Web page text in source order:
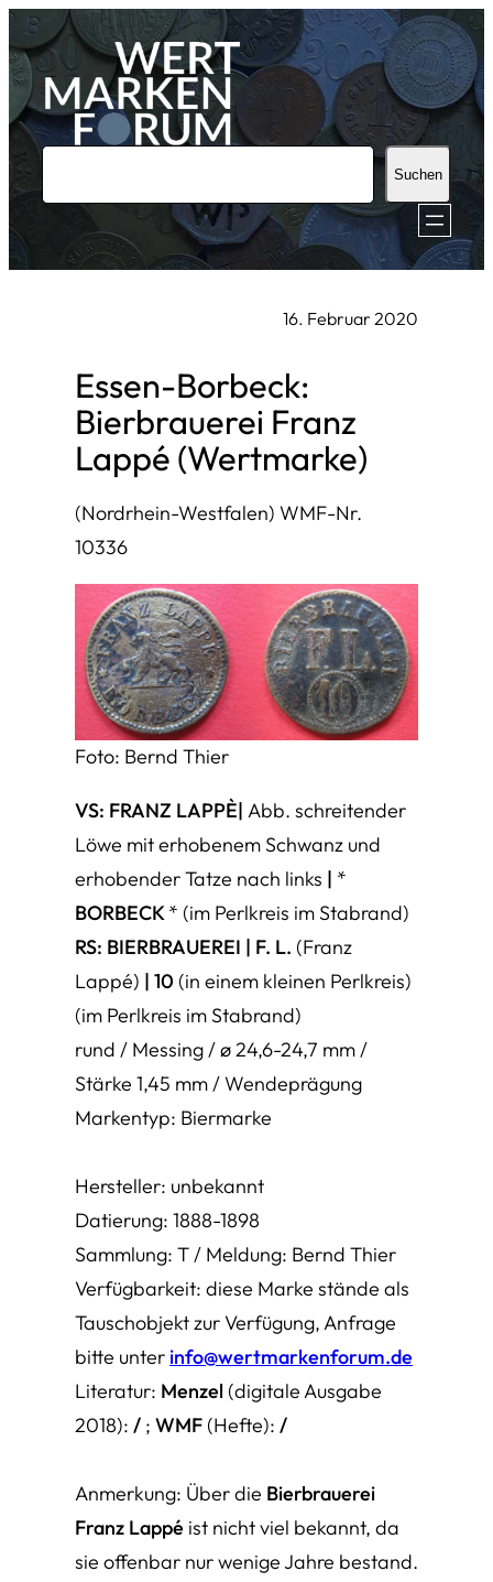
Zum
Inhalt
springen
u
h
Suchen
16. Februar 2020
Essen-Borbeck:
Bierbrauerei Franz
Lappé (Wertmarke)
(Nordrhein-Westfalen) WMF-Nr.
10336
Foto: Bernd Thier
VS: FRANZ LAPPÈ| Abb. schreitender
Löwe mit erhobenem Schwanz und
erhobender Tatze nach links | *
BORBECK* (im Perlkreis im Stabrand)
RS: BIERBRAUEREI | F. L. (Franz
Lappé) | 10 (in einem kleinen Perlkreis)
(im Perlkreis im Stabrand)
rund / Messing / ø 24,6-24,7 mm /
Stärke 1,45 mm / Wendeprägung
Markentyp: Biermarke
Hersteller: unbekannt
Datierung: 1888-1898
Sammlung: T / Meldung: Bernd Thier
Verfügbarkeit: diese Marke stände als
Tauschobjekt zur Verfügung, Anfrage
bitte unter info@wertmarkenforum.de
Literatur: Menzel (digitale Ausgabe
2018): / ; WMF (Hefte): /
Anmerkung: Über die Bierbrauerei
Franz Lappé ist nicht viel bekannt, da
sie offenbar nur wenige Jahre bestand.